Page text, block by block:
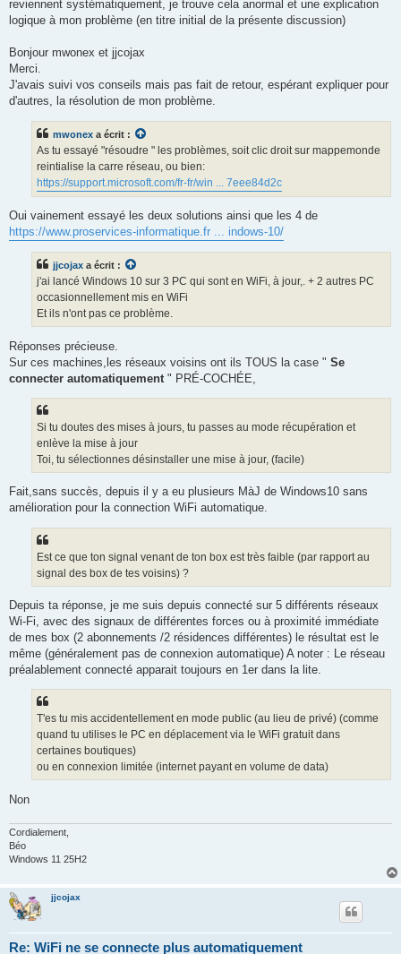
reviennent systématiquement, je trouve cela anormal et une explication
logique à mon problème (en titre initial de la présente discussion)
Bonjour mwonex et jjcojax
Merci.
J'avais suivi vos conseils mais pas fait de retour, espérant expliquer pour
d'autres, la résolution de mon problème.
mwonex a écrit :
As tu essayé "résoudre " les problèmes, soit clic droit sur mappemonde
reintialise la carre réseau, ou bien:
https://support.microsoft.com/fr-fr/win ... 7eee84d2c
Oui vainement essayé les deux solutions ainsi que les 4 de
https://www.proservices-informatique.fr ... indows-10/
jjcojax a écrit :
j'ai lancé Windows 10 sur 3 PC qui sont en WiFi, à jour,. + 2 autres PC
occasionnellement mis en WiFi
Et ils n'ont pas ce problème.
Réponses précieuse.
Sur ces machines,les réseaux voisins ont ils TOUS la case " Se
connecter automatiquement " PRÉ-COCHÉE,
Si tu doutes des mises à jours, tu passes au mode récupération et
enlève la mise à jour
Toi, tu sélectionnes désinstaller une mise à jour, (facile)
Fait,sans succès, depuis il y a eu plusieurs MàJ de Windows10 sans
amélioration pour la connection WiFi automatique.
Est ce que ton signal venant de ton box est très faible (par rapport au
signal des box de tes voisins) ?
Depuis ta réponse, je me suis depuis connecté sur 5 différents réseaux
Wi-Fi, avec des signaux de différentes forces ou à proximité immédiate
de mes box (2 abonnements /2 résidences différentes) le résultat est le
même (généralement pas de connexion automatique) A noter : Le réseau
préalablement connecté apparait toujours en 1er dans la lite.
T'es tu mis accidentellement en mode public (au lieu de privé) (comme
quand tu utilises le PC en déplacement via le WiFi gratuit dans
certaines boutiques)
ou en connexion limitée (internet payant en volume de data)
Non
Cordialement,
Béo
Windows 11 25H2
jjcojax
Re: WiFi ne se connecte plus automatiquement